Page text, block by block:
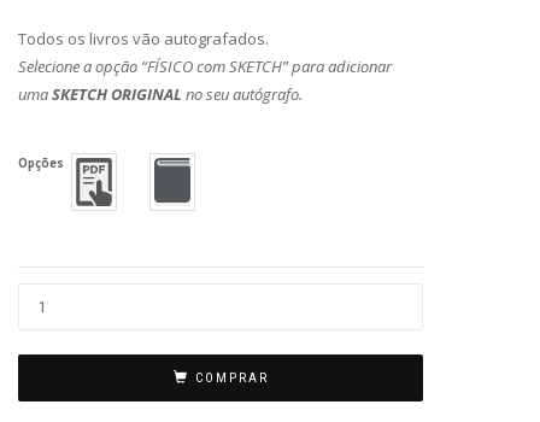
Todos os livros vão autografados.
Selecione a opção “FÍSICO com SKETCH” para adicionar
umaSKETCH ORIGINAL no seu autógrafo.
Opções
COMPRAR